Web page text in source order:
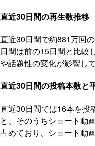
直近30日間の再生数推移
直近30日間で約881万回
日間は前の15日間と比較
や話題性の変化が影響し
直近30日間の投稿本数と
直近30日間では16本を投
と、そのうちショート動
占めており、ショート動